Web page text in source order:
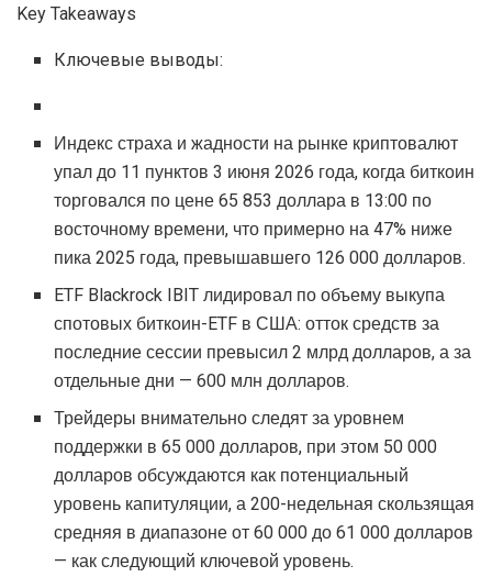
Key Takeaways
Ключевые выводы:
Индекс страха и жадности на рынке криптовалют
упал до 11 пунктов 3 июня 2026 года, когда биткоин
торговался по цене 65 853 доллара в 13:00 по
восточному времени, что примерно на 47% ниже
пика 2025 года, превышавшего 126 000 долларов.
ETF Blackrock IBIT лидировал по объему выкупа
спотовых биткоин-ETF в США: отток средств за
последние сессии превысил 2 млрд долларов, а за
отдельные дни — 600 млн долларов.
Трейдеры внимательно следят за уровнем
поддержки в 65 000 долларов, при этом 50 000
долларов обсуждаются как потенциальный
уровень капитуляции, а 200-недельная скользящая
средняя в диапазоне от 60 000 до 61 000 долларов
— как следующий ключевой уровень.